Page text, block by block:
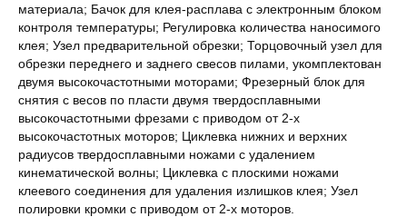
материала; Бачок для клея-расплава с электронным блоком
контроля температуры; Регулировка количества наносимого
клея; Узел предварительной обрезки; Торцовочный узел для
обрезки переднего и заднего свесов пилами, укомплектован
двумя высокочастотными моторами; Фрезерный блок для
снятия с весов по пласти двумя твердосплавными
высокочастотными фрезами с приводом от 2-х
высокочастотных моторов; Циклевка нижних и верхних
радиусов твердосплавными ножами с удалением
кинематической волны; Циклевка с плоскими ножами
клеевого соединения для удаления излишков клея; Узел
полировки кромки с приводом от 2-х моторов.